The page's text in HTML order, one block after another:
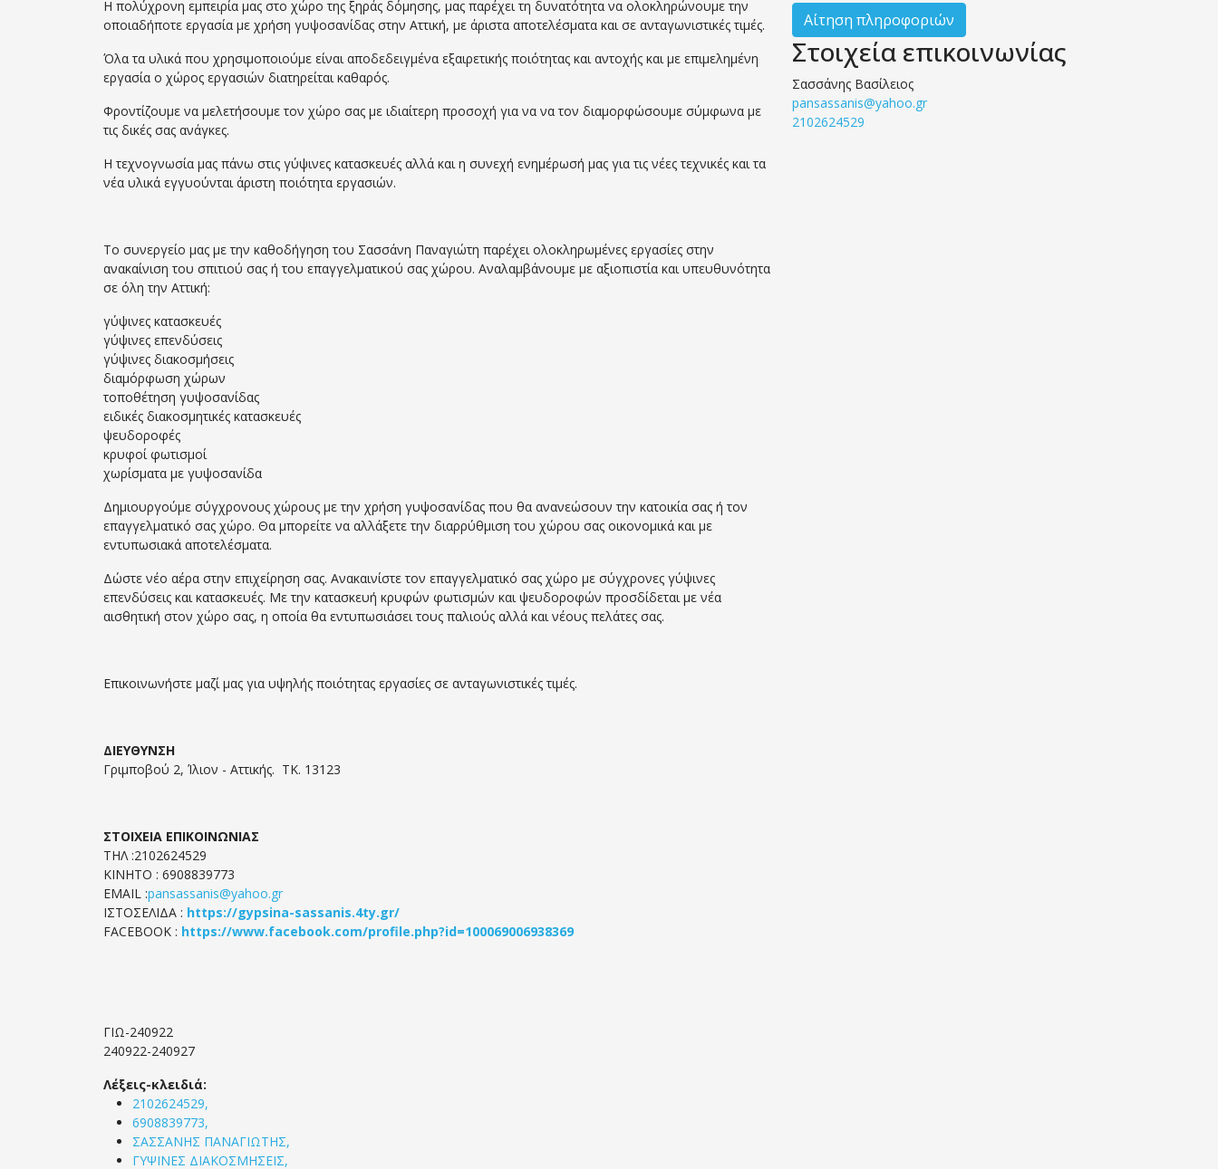
Η πολύχρονη εμπειρία μας στο χώρο της ξηράς δόμησης, μας παρέχει τη δυνατότητα να ολοκληρώνουμε την
οποιαδήποτε εργασία με χρήση γυψοσανίδας στην Αττική, με άριστα αποτελέσματα και σε ανταγωνιστικές τιμές.
Όλα τα υλικά που χρησιμοποιούμε είναι αποδεδειγμένα εξαιρετικής ποιότητας και αντοχής και με επιμελημένη
εργασία ο χώρος εργασιών διατηρείται καθαρός.
Φροντίζουμε να μελετήσουμε τον χώρο σας με ιδιαίτερη προσοχή για να να τον διαμορφώσουμε σύμφωνα με
τις δικές σας ανάγκες.
Η τεχνογνωσία μας πάνω στις γύψινες κατασκευές αλλά και η συνεχή ενημέρωσή μας για τις νέες τεχνικές και τα
νέα υλικά εγγυούνται άριστη ποιότητα εργασιών.
Το συνεργείο μας με την καθοδήγηση του Σασσάνη Παναγιώτη παρέχει ολοκληρωμένες εργασίες στην
ανακαίνιση του σπιτιού σας ή του επαγγελματικού σας χώρου. Αναλαμβάνουμε με αξιοπιστία και υπευθυνότητα
σε όλη την Αττική:
γύψινες κατασκευές
γύψινες επενδύσεις
γύψινες διακοσμήσεις
διαμόρφωση χώρων
τοποθέτηση γυψοσανίδας
ειδικές διακοσμητικές κατασκευές
ψευδοροφές
κρυφοί φωτισμοί
χωρίσματα με γυψοσανίδα
Δημιουργούμε σύγχρονους χώρους με την χρήση γυψοσανίδας που θα ανανεώσουν την κατοικία σας ή τον
επαγγελματικό σας χώρο. Θα μπορείτε να αλλάξετε την διαρρύθμιση του χώρου σας οικονομικά και με
εντυπωσιακά αποτελέσματα.
Δώστε νέο αέρα στην επιχείρηση σας. Ανακαινίστε τον επαγγελματικό σας χώρο με σύγχρονες γύψινες
επενδύσεις και κατασκευές. Με την κατασκευή κρυφών φωτισμών και ψευδοροφών προσδίδεται με νέα
αισθητική στον χώρο σας, η οποία θα εντυπωσιάσει τους παλιούς αλλά και νέους πελάτες σας.
Επικοινωνήστε μαζί μας για υψηλής ποιότητας εργασίες σε ανταγωνιστικές τιμές.
ΔΙΕΥΘΥΝΣΗ
Γριμποβού 2, Ίλιον - Αττικής. ΤΚ. 13123
ΣΤΟΙΧΕΙΑ ΕΠΙΚΟΙΝΩΝΙΑΣ
ΤΗΛ :2102624529
KINHTΟ : 6908839773
EMAIL :pansassanis@yahoo.gr
ΙΣΤΟΣΕΛΙΔΑ : https://gypsina-sassanis.4ty.gr/
FACEBOOK : https://www.facebook.com/profile.php?id=100069006938369
ΓΙΩ-240922
240922-240927
Λέξεις-κλειδιά:
2102624529,
6908839773,
ΣΑΣΣΑΝΗΣ ΠΑΝΑΓΙΩΤΗΣ,
ΓΥΨΙΝΕΣ ΔΙΑΚΟΣΜΗΣΕΙΣ,
Αίτηση πληροφοριών
Στοιχεία επικοινωνίας
Σασσάνης Βασίλειος
pansassanis@yahoo.gr
2102624529